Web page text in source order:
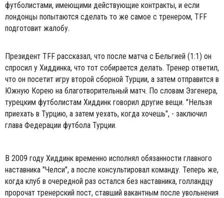
футболистами, имеющими действующие контракты, и если
лондонцы попытаются сделать то же самое с тренером, TFF
подготовит жалобу.
Президент TFF рассказал, что после матча с Бельгией (1:1) он
спросил у Хиддинка, что тот собирается делать. Тренер ответил,
что он посетит игру второй сборной Турции, а затем отправится в
Южную Корею на благотворительный матч. По словам Эзгенера,
турецким футболистам Хиддинк говорил другие вещи. "Нельзя
приехать в Турцию, а затем уехать, когда хочешь", - заключил
глава Федерации футбола Турции.
В 2009 году Хиддинк временно исполнял обязанности главного
наставника "Челси", а после консультировал команду. Теперь же,
когда клуб в очередной раз остался без наставника, голландцу
пророчат тренерский пост, ставший вакантным после увольнения